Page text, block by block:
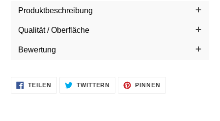
zum
hinzugefügt
Produktbeschreibung
Qualität / Oberfläche
Bewertung
TEILEN
FACEBOOK
TWITTERN
AUF
TWITTER
PINNEN